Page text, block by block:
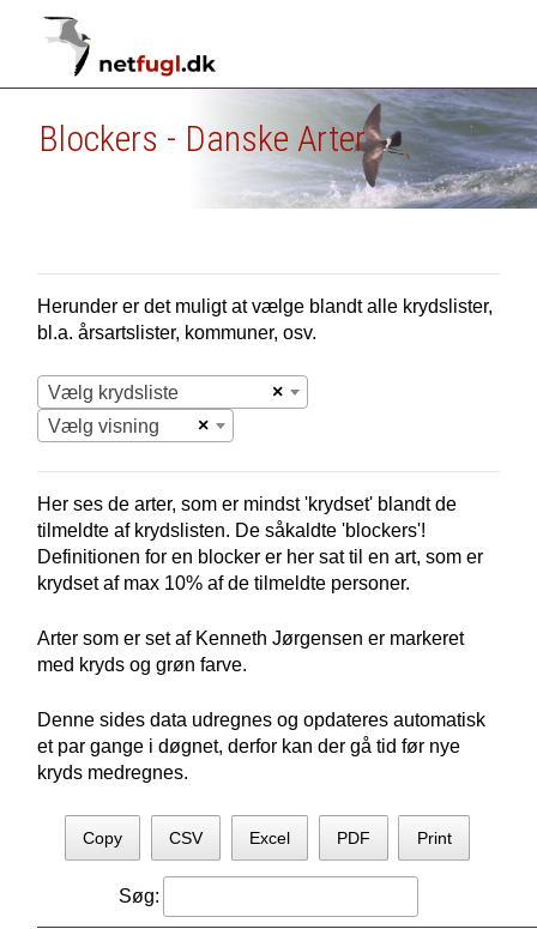
Blockers - Danske Arter
Herunder er det muligt at vælge blandt alle krydslister,
bl.a. årsartslister, kommuner, osv.
×
Vælg krydsliste
×
Vælg visning
Her ses de arter, som er mindst 'krydset' blandt de
tilmeldte af krydslisten. De såkaldte 'blockers'!
Definitionen for en blocker er her sat til en art, som er
krydset af max 10% af de tilmeldte personer.
Arter som er set af Kenneth Jørgensen er markeret
med kryds og grøn farve.
Denne sides data udregnes og opdateres automatisk
et par gange i døgnet, derfor kan der gå tid før nye
kryds medregnes.
Copy CSV Excel PDF Print
Søg: